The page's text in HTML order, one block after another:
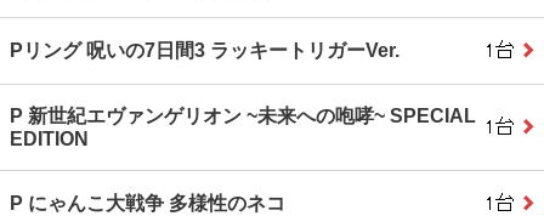
Pリング 呪いの7日間3 ラッキートリガーVer.
P 新世紀エヴァンゲリオン ~未来への咆哮~ SPECIAL
EDITION
P にゃんこ大戦争 多様性のネコ